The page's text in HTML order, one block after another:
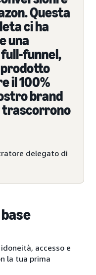
Questa
ci ha
una
funnel,
prodotto
il 100%
brand
trascorrono
delegato di
accesso e
la tua prima